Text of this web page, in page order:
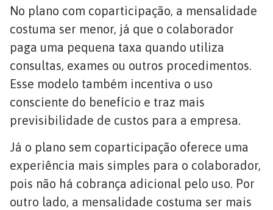
No plano com coparticipação, a mensalidade
costuma ser menor, já que o colaborador
paga uma pequena taxa quando utiliza
consultas, exames ou outros procedimentos.
Esse modelo também incentiva o uso
consciente do benefício e traz mais
previsibilidade de custos para a empresa.
Já o plano sem coparticipação oferece uma
experiência mais simples para o colaborador,
pois não há cobrança adicional pelo uso. Por
outro lado, a mensalidade costuma ser mais